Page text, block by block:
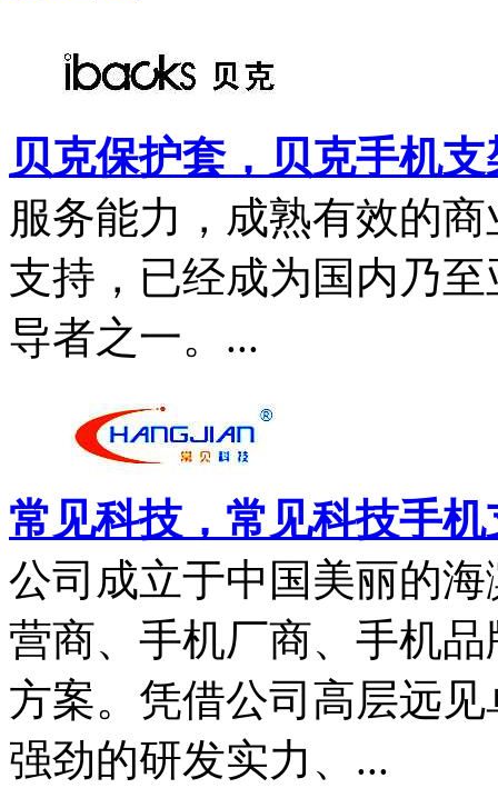
贝克保护套，贝克手机
服务能力，成熟有效的
支持，已经成为国内乃
导者之一。...
常见科技，常见科技手
公司成立于中国美丽的
营商、手机厂商、手机
方案。凭借公司高层远
强劲的研发实力、...